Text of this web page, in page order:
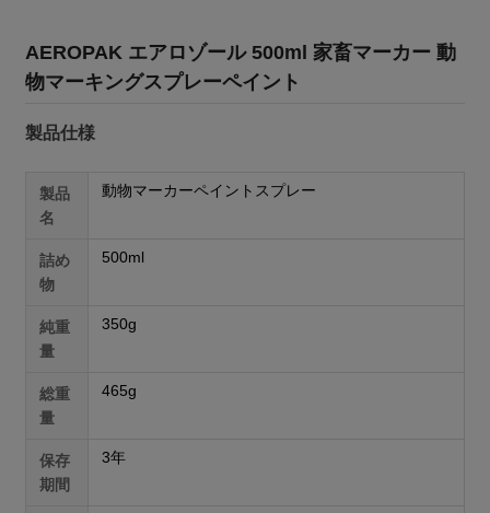
AEROPAK エアロゾール 500ml 家畜マーカー 動
物マーキングスプレーペイント
製品仕様
製品
名
動物マーカーペイントスプレー
詰め
物
500ml
純重
量
350g
総重
量
465g
保存
期間
3年